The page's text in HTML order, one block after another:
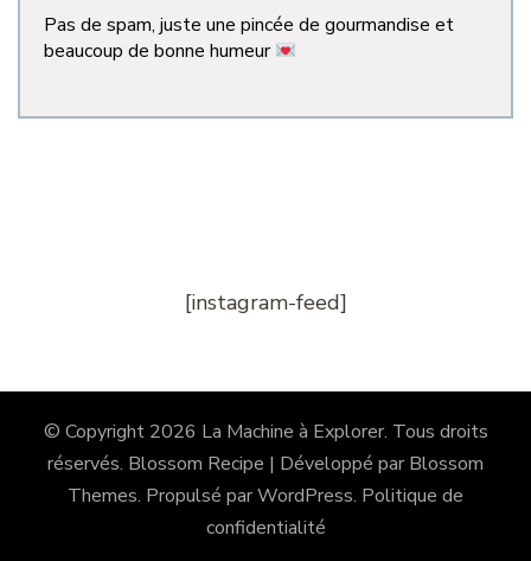
Pas de spam, juste une pincée de gourmandise et
beaucoup de bonne humeur
[instagram-feed]
© Copyright 2026 La Machine à Explorer. Tous droits
réservés. Blossom Recipe | Développé par Blossom
Themes. Propulsé parWordPress. Politique de
confidentialité